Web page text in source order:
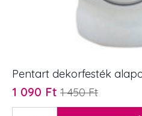
Pentart dekorfesték
1 450Ft
Original
price
1 090 Ft
Current
price
Pentart